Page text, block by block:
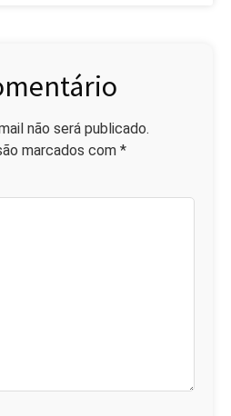
não será publicado.
marcados com *